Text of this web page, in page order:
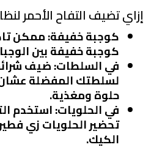
إزاي تضيف التفاح الأحمر
كوجبة خفيفة: ممكن
كوجبة خفيفة بين
في السلطات: ضيف
لسلطتك المفضلة
حلوة ومغذية.
في الحلويات: استخدم
تحضير الحلويات زي
الكيك.